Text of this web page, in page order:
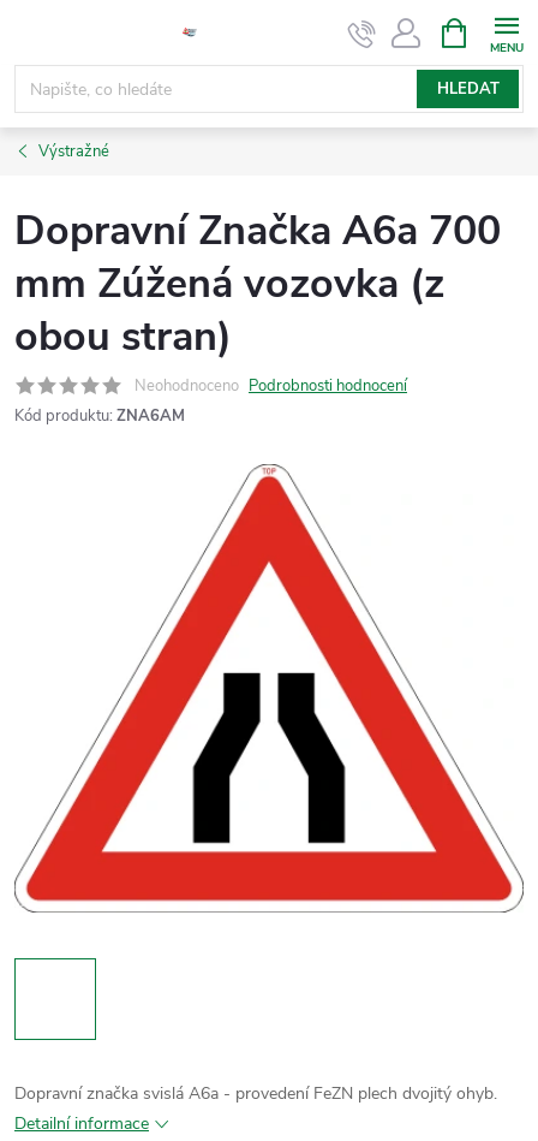
obsah
HLEDAT
NÁKUPNÍ
KOŠÍK
Výstražné
Dopravní Značka A6a 700
mm Zúžená vozovka (z
obou stran)
Neohodnoceno Podrobnosti hodnocení
Kód produktu: ZNA6AM
Dopravní značka svislá A6a - provedení FeZN plech dvojitý ohyb.
Detailní informace